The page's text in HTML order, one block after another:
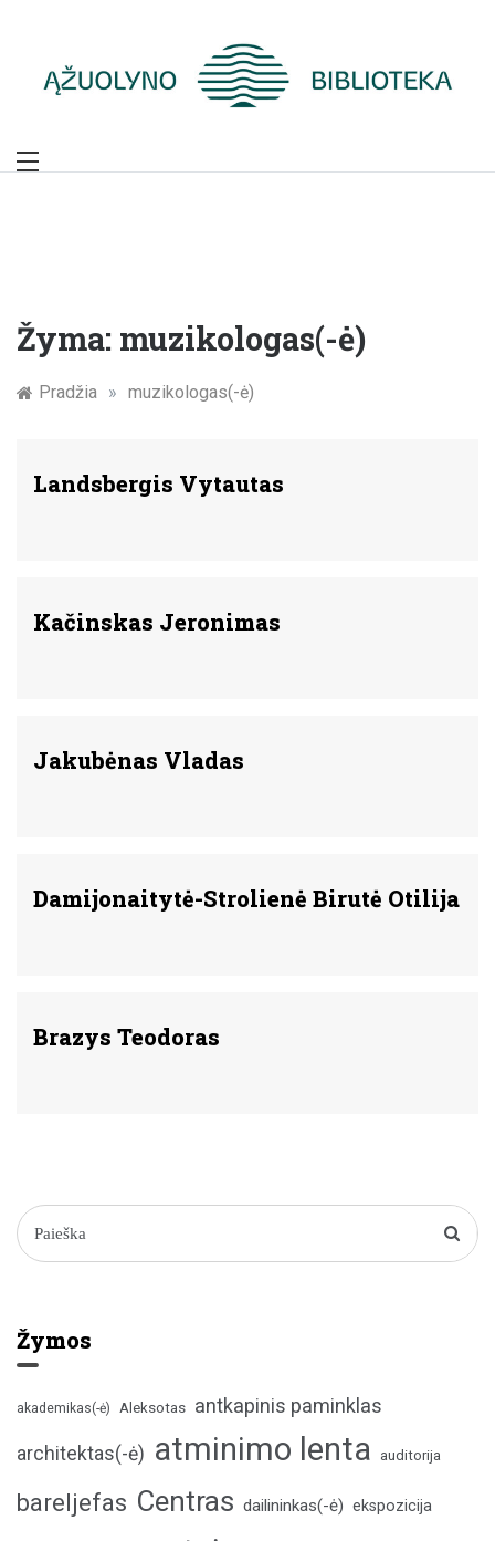
Žymūs Kauno
Žyma: muzikologas(-ė)
Pradžia » muzikologas(-ė)
Landsbergis Vytautas
Kačinskas Jeronimas
Jakubėnas Vladas
Damijonaitytė-Strolienė Birutė Otilija
Brazys Teodoras
Žymos
akademikas(-ė) Aleksotas antkapinis paminklas
architektas(-ė) atminimo lenta auditorija
bareljefas Centras dailininkas(-ė) ekspozicija